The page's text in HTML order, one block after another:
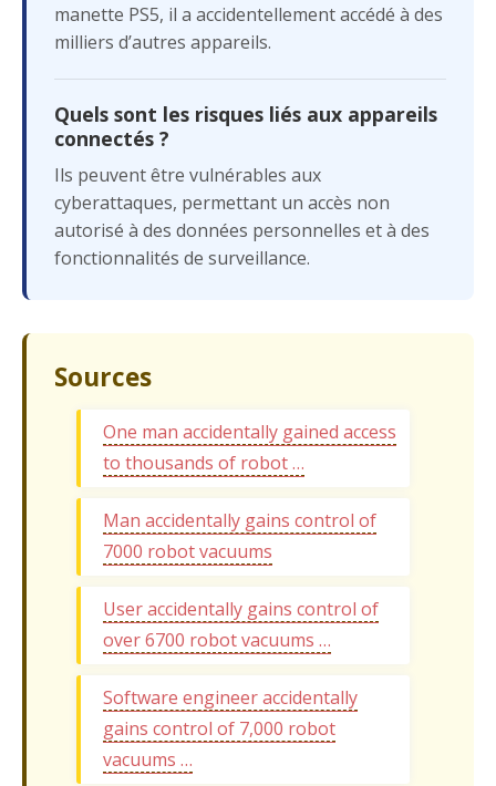
manette PS5, il a accidentellement accédé à des
milliers d’autres appareils.
Quels sont les risques liés aux appareils
connectés ?
Ils peuvent être vulnérables aux
cyberattaques, permettant un accès non
autorisé à des données personnelles et à des
fonctionnalités de surveillance.
Sources
One man accidentally gained access
to thousands of robot …
Man accidentally gains control of
7000 robot vacuums
User accidentally gains control of
over 6700 robot vacuums …
Software engineer accidentally
gains control of 7,000 robot
vacuums …